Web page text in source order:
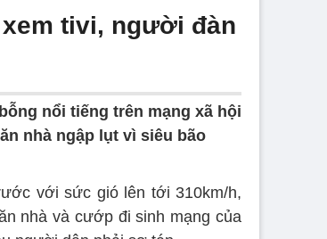
tivi, người đàn
nổi tiếng trên mạng xã hội
nhà ngập lụt vì siêu bão
với sức gió lên tới 310km/h,
nhà và cướp đi sinh mạng của